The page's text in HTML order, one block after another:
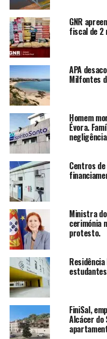
GNR
fiscal de 2
APA
Milfontes
Homem
Évora.
Centros
Ministra
cerimónia
protesto.
FiniSal,
Alcácer do